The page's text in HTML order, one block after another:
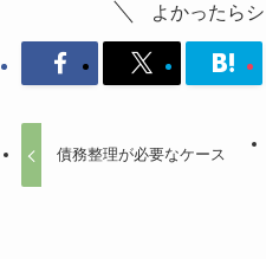
よかったら
債務整理が必要なケース